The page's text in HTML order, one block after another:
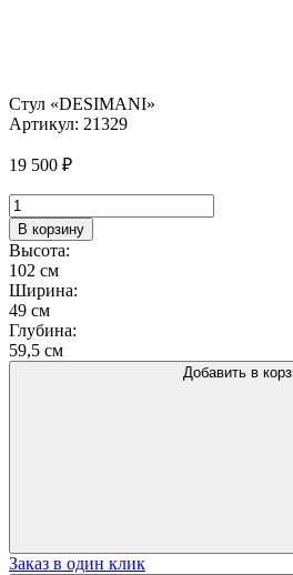
Стул «DESIMANI»
Артикул: 21329
19 500 ₽
Количество
товара
Стул
"DESIMANI"
В корзину
Высота:
102 см
Ширина:
49 см
Глубина:
59,5 см
Заказ в один клик